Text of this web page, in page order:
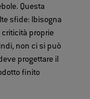
Questa
sfide: lbisogna
criticità proprie
non ci si può
progettare il
finito